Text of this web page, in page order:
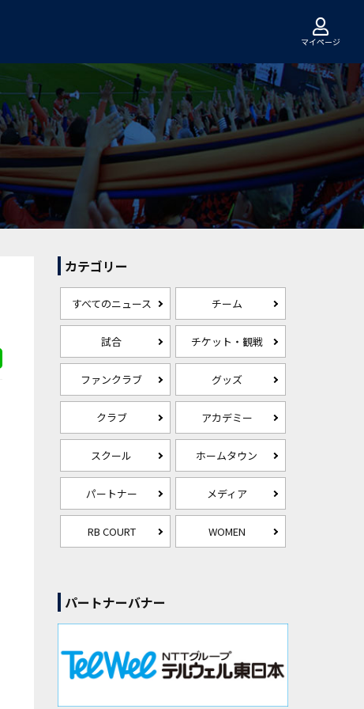
マイページ
カテゴリー
すべてのニュース チーム
試合 チケット・観戦
ファンクラブ グッズ
クラブ アカデミー
スクール ホームタウン
パートナー メディア
RB COURT WOMEN
パートナーバナー